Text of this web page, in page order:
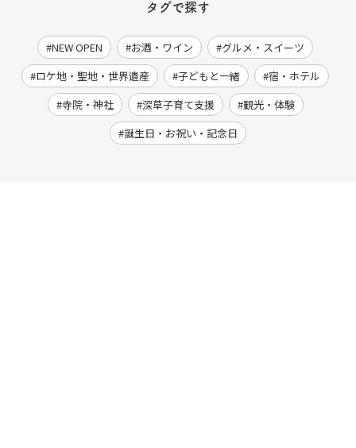
タグで探す
NEW OPEN お酒・ワイン
グルメ・スイーツ
ロケ地・聖地・世界遺産
子どもと一緒
宿・ホテル
寺院・神社
深草子育て支援
観光・体験
誕生日・お祝い・記念日